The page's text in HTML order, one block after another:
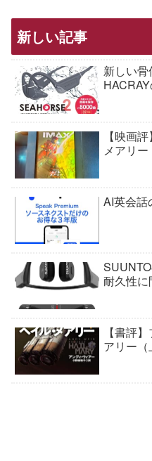
新しい記事
新しい
【映画
メアリー
AI英会話
耐久性に
【書評
アリー（